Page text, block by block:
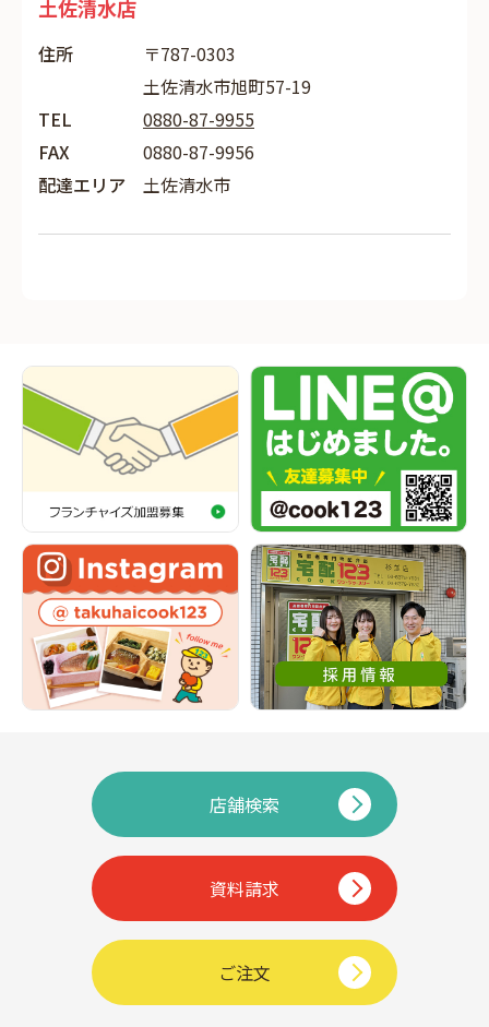
土佐清水店
住所
〒787-0303
土佐清水市旭町57-19
TEL
0880-87-9955
FAX
0880-87-9956
配達エリア
土佐清水市
店舗検索
資料請求
ご注文